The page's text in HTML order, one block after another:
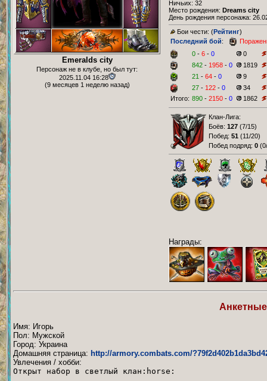
Emeralds city
Персонаж не в клубе, но был тут:
2025.11.04 16:28
(9 месяцев 1 неделю назад)
Ничьих: 32
Место рождения: Dreams city
День рождения персонажа:
Бои чести: (Рейтинг)
Последний бой:
0 - 6 - 0
0
842 - 1958 - 0
1819
21 - 64 - 0
9
27 - 122 - 0
34
Итого: 890 - 2150 - 0 1862
Клан-Лига:
Боёв: 127 (7/15)
Побед: 51 (11/20)
Побед подряд: 0 (
Награды:
Имя: Игорь
Пол: Мужской
Город: Украина
Домашняя страница: http://armory.combats.com/
Увлечения / хобби:
Открыт набор в светлый клан:horse: